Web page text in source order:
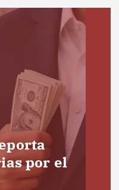
por el